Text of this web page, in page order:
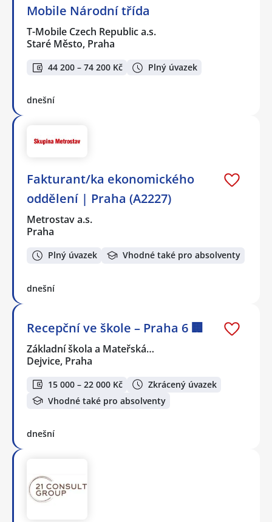
Mobile Národní třída
T-Mobile Czech Republic a.s.
Staré Město, Praha
44 200 – 74 200 Kč Plný úvazek
dnešní
Fakturant/ka ekonomického
oddělení | Praha (A2227)
Metrostav a.s.
Praha
Plný úvazek Vhodné také pro absolventy
dnešní
Recepční ve škole – Praha 6 🏢
Základní škola a Mateřská…
Dejvice, Praha
15 000 – 22 000 Kč
Zkrácený úvazek
Vhodné také pro absolventy
dnešní